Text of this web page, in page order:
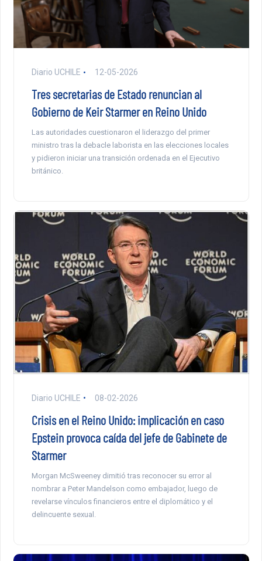
Diario UCHILE 12-05-2026
Tres secretarias de Estado renuncian al
Gobierno de Keir Starmer en Reino Unido
Las autoridades cuestionaron el liderazgo del primer
ministro tras la debacle laborista en las elecciones locales
y pidieron iniciar una transición ordenada en el Ejecutivo
británico.
Diario UCHILE 08-02-2026
Crisis en el Reino Unido: implicación en caso
Epstein provoca caída del jefe de Gabinete de
Starmer
Morgan McSweeney dimitió tras reconocer su error al
nombrar a Peter Mandelson como embajador, luego de
revelarse vínculos financieros entre el diplomático y el
delincuente sexual.